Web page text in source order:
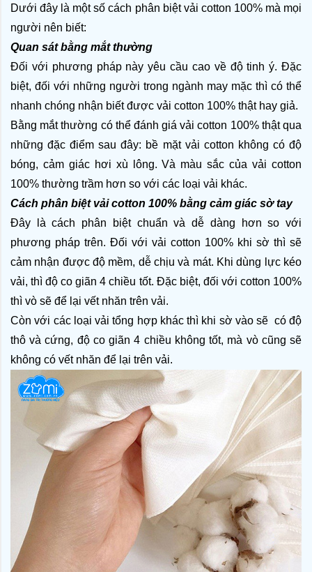
Dưới đây là một số cách phân biệt vải cotton 100% mà mọi
người nên biết:
Quan sát bằng mắt thường
Đối với phương pháp này yêu cầu cao về độ tinh ý. Đặc
biệt, đối với những người trong ngành may mặc thì có thể
nhanh chóng nhận biết được vải cotton 100% thật hay giả.
Bằng mắt thường có thể đánh giá vải cotton 100% thật qua
những đặc điểm sau đây: bề mặt vải cotton không có độ
bóng, cảm giác hơi xù lông. Và màu sắc của vải cotton
100% thường trầm hơn so với các loại vải khác.
Cách phân biệt vải cotton 100% bằng cảm giác sờ tay
Đây là cách phân biệt chuẩn và dễ dàng hơn so với
phương pháp trên. Đối với vải cotton 100% khi sờ thì sẽ
cảm nhận được độ mềm, dễ chịu và mát. Khi dùng lực kéo
vải, thì độ co giãn 4 chiều tốt. Đặc biệt, đối với cotton 100%
thì vò sẽ để lại vết nhăn trên vải.
Còn với các loại vải tổng hợp khác thì khi sờ vào sẽ  có độ
thô và cứng, độ co giãn 4 chiều không tốt, mà vò cũng sẽ
không có vết nhăn để lại trên vải.